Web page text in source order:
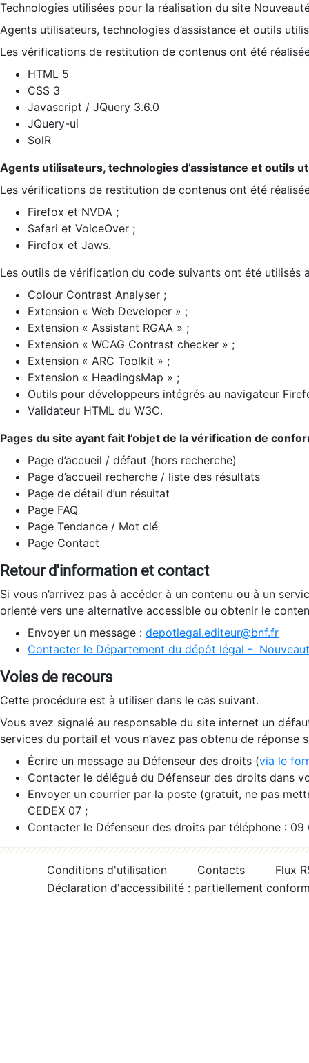
Technologies utilisées pour la réalisation du site
Agents utilisateurs, technologies d’assistance et outils
Les vérifications de restitution de contenus ont été
HTML 5
CSS 3
Javascript / JQuery 3.6.0
JQuery-ui
SolR
Agents utilisateurs, technologies d’assistance et outils
Les vérifications de restitution de contenus ont été
Firefox et NVDA ;
Safari et VoiceOver ;
Firefox et Jaws.
Les outils de vérification du code suivants ont été utilisés
Colour Contrast Analyser ;
Extension « Web Developer » ;
Extension « Assistant RGAA » ;
Extension « WCAG Contrast checker » ;
Extension « ARC Toolkit » ;
Extension « HeadingsMap » ;
Outils pour développeurs intégrés au navigateur
Validateur HTML du W3C.
Pages du site ayant fait l’objet de la vérification de
Page d’accueil / défaut (hors recherche)
Page d’accueil recherche / liste des résultats
Page de détail d’un résultat
Page FAQ
Page Tendance / Mot clé
Page Contact
Retour d'information et contact
Si vous n’arrivez pas à accéder à un contenu ou à un
orienté vers une alternative accessible ou obtenir le
Envoyer un message : depotlegal.editeur@bnf.fr
Contacter le Département du dépôt légal -
Voies de recours
Cette procédure est à utiliser dans le cas suivant.
Vous avez signalé au responsable du site internet un
services du portail et vous n’avez pas obtenu de réponse
Écrire un message au Défenseur des droits (via le
Contacter le délégué du Défenseur des droits dans
Envoyer un courrier par la poste (gratuit, ne pas
CEDEX 07 ;
Contacter le Défenseur des droits par téléphone :
Conditions d'utilisation Contacts
Flux
Déclaration d'accessibilité : partiellement